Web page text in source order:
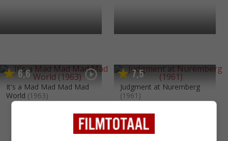
6,6
It's a Mad Mad Mad Mad
World (1963)
7,5
Judgment at Nuremberg
(1961)